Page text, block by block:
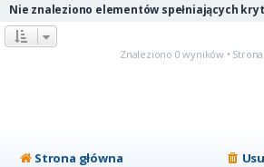
Nie znaleziono elementów spełniających
Znaleziono 0 wyników • Strona
Strona główna